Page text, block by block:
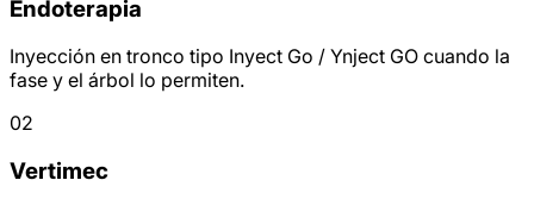
Endoterapia
Inyección en tronco tipo Inyect Go / Ynject GO cuando la
fase y el árbol lo permiten.
02
Vertimec